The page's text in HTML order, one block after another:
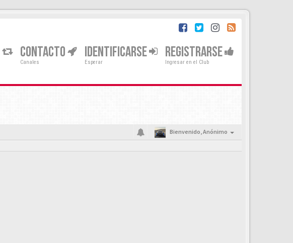
CONTACTO
Canales
IDENTIFICARSE
Esperar
REGISTRARSE
Ingresar en el Club
Bienvenido,Anónimo